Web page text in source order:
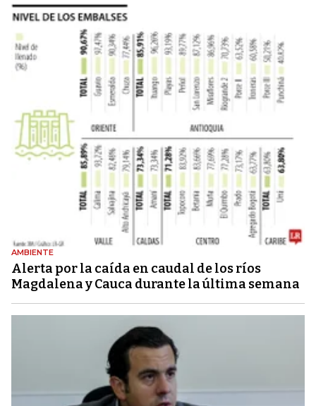
AMBIENTE
Alerta por la caída en caudal de los ríos
Magdalena y Cauca durante la última semana